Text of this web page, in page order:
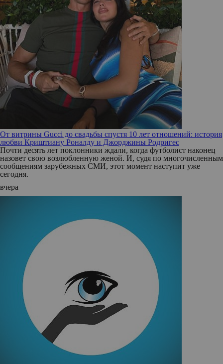
От витрины Gucci до свадьбы спустя 10 лет отношений: история
любви Криштиану Роналду и Джорджины Родригес
Почти десять лет поклонники ждали, когда футболист наконец
назовет свою возлюбленную женой. И, судя по многочисленным
сообщениям зарубежных СМИ, этот момент наступит уже
сегодня.
вчера